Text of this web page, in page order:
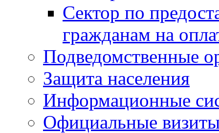
Сектор по
гражданам на
Подведомственные
Защита населения
Информационные
Официальные